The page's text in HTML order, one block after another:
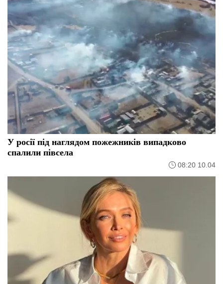
У росії під наглядом пожежників випадково
спалили півсела
08:20 10.04